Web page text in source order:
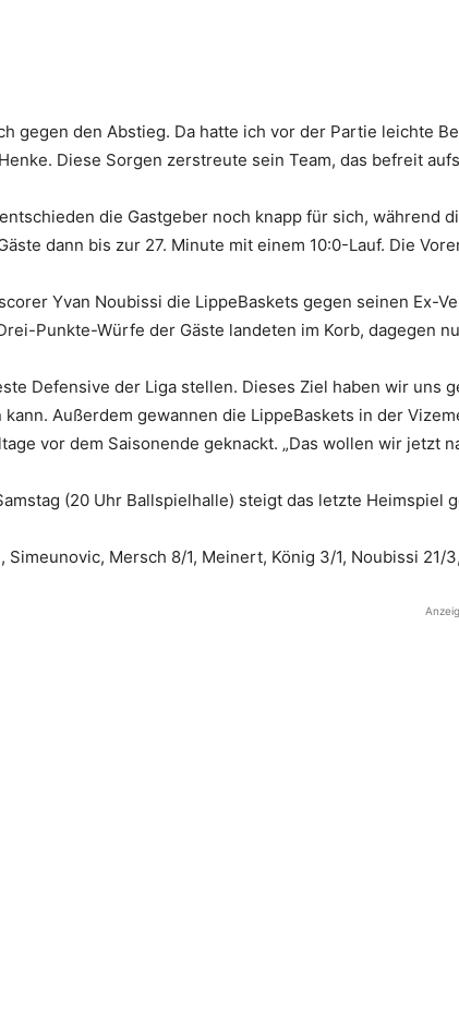
gegen den Abstieg. Da hatte ich vor der Partie leichte
Diese Sorgen zerstreute sein Team, das befreit
die Gastgeber noch knapp für sich, während
dann bis zur 27. Minute mit einem 10:0-Lauf. Die
Yvan Noubissi die LippeBaskets gegen seinen Ex-
Punkte-Würfe der Gäste landeten im Korb, dagegen
Defensive der Liga stellen. Dieses Ziel haben wir uns
Außerdem gewannen die LippeBaskets in der
vor dem Saisonende geknackt. „Das wollen wir jetzt
(20 Uhr Ballspielhalle) steigt das letzte
Simeunovic, Mersch 8/1, Meinert, König 3/1, Noubissi